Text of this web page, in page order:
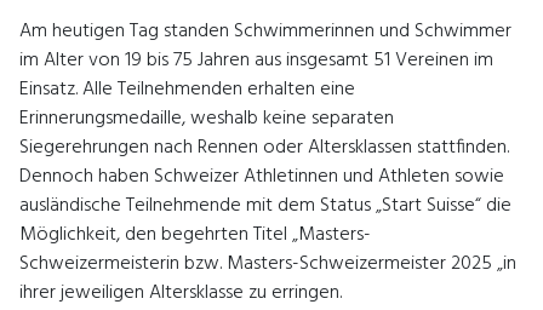
Am heutigen Tag standen Schwimmerinnen und Schwimmer
im Alter von 19 bis 75 Jahren aus insgesamt 51 Vereinen im
Einsatz. Alle Teilnehmenden erhalten eine
Erinnerungsmedaille, weshalb keine separaten
Siegerehrungen nach Rennen oder Altersklassen stattfinden.
Dennoch haben Schweizer Athletinnen und Athleten sowie
ausländische Teilnehmende mit dem Status „Start Suisse“ die
Möglichkeit, den begehrten Titel „Masters-
Schweizermeisterin bzw. Masters-Schweizermeister 2025 „in
ihrer jeweiligen Altersklasse zu erringen.